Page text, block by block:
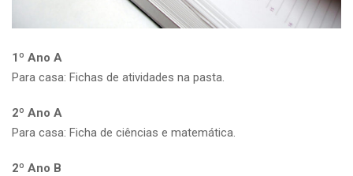
1º Ano A
Para casa: Fichas de atividades na pasta.
2º Ano A
Para casa: Ficha de ciências e matemática.
2º Ano B